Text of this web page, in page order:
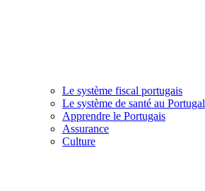
Le système fiscal portugais
Le système de santé au Portugal
Apprendre le Portugais
Assurance
Culture